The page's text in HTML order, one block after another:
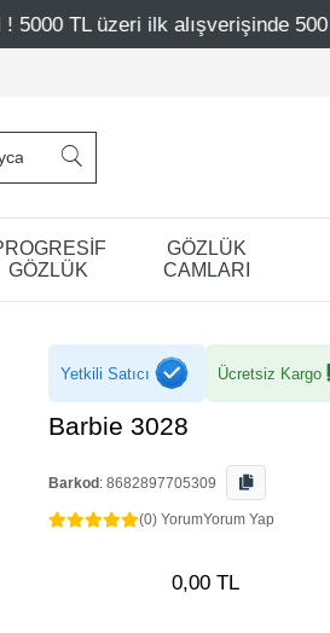
ilk alışverişinde 500 TL indirim
GÖZLÜK
GÖZLÜK
CAMLARI
Yetkili Satıcı Ücretsiz Kargo
Barbie 3028
Barkod : 8682897705309
(0) YorumYorum Yap
0,00 TL